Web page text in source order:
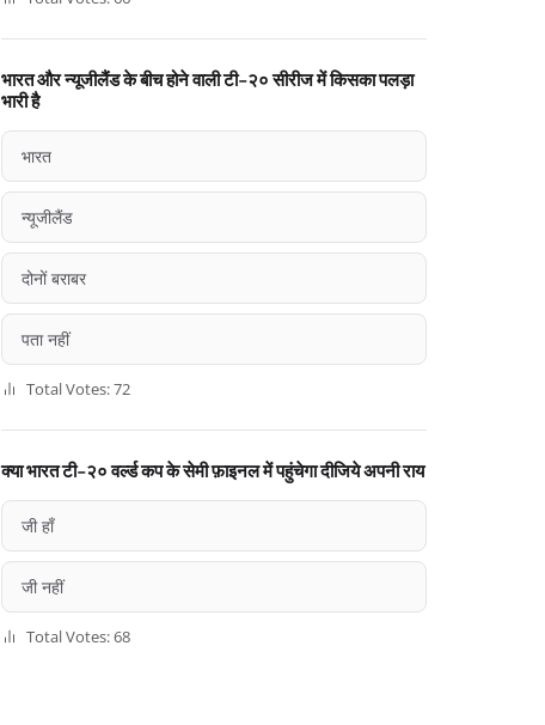
भारत और न्यूजीलैंड के बीच होने वाली टी-२० सीरीज में किसका पलड़ा
भारी है
भारत
न्यूजीलैंड
दोनों बराबर
पता नहीं
Total Votes: 72
क्या भारत टी-२० वर्ल्ड कप के सेमी फ़ाइनल में पहुंचेगा दीजिये अपनी राय
जी हाँ
जी नहीं
Total Votes: 68